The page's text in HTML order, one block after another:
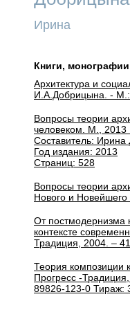
Ирина
Книги,
Архитектура и
И.А.Добрицына. - М.:
Вопросы теории
человеком. М., 2013
Составитель:
Год издания: 2013
Страниц: 528
Вопросы теории
Нового и
От постмодернизма
контексте
Традиция, 2004. –
Теория композиции
Прогресс -
89826-123-0 Тираж: